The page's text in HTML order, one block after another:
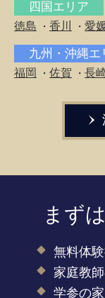
四国エリア
徳島 ・ 香川 ・ 愛
九州・沖縄
福岡 ・ 佐賀 ・ 長
まず
無料体
家庭教
学参の